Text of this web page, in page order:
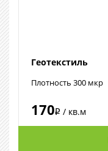
Геотекстиль
Плотность 300 мкр
170i / кв.м